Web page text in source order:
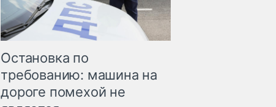
Остановка по
требованию: машина на
дороге помехой не